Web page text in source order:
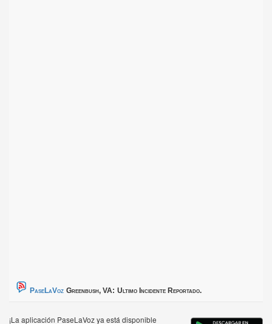
PaseLaVoz Greenbush, VA: Ultimo Incidente Reportado.
¡La aplicación PaseLaVoz ya está disponible